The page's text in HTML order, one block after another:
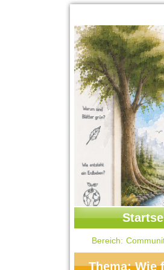
Startseite
Kontakt
Bereich:
Thema: Wie